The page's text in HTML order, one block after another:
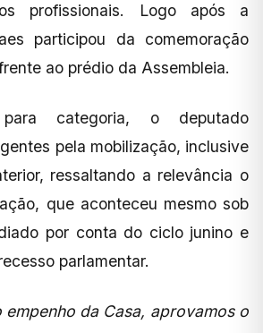
profissionais. Logo após a
participou da comemoração
ao prédio da Assembleia.
categoria, o deputado
pela mobilização, inclusive
ressaltando a relevância o
que aconteceu mesmo sob
por conta do ciclo junino e
parlamentar.
empenho da Casa, aprovamos o